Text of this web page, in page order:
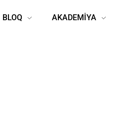
BLOQ AKADEMİYA